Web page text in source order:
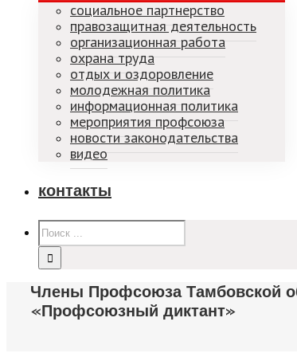
социальное партнерство
правозащитная деятельность
организационная работа
охрана труда
отдых и оздоровление
молодежная политика
информационная политика
мероприятия профсоюза
новости законодательства
видео
контакты
Члены Профсоюза Тамбовской
«Профсоюзный диктант»